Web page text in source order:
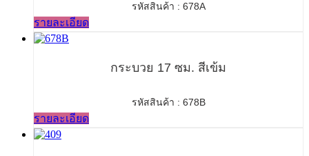
รหัสสินค้า : 678A
รายละเอียด
กระบวย 17 ซม. สีเข้ม
รหัสสินค้า : 678B
รายละเอียด